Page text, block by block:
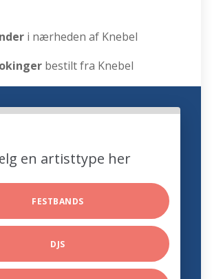
i nærheden af Knebel
bestilt fra Knebel
en artisttype her
FESTBANDS
DJS